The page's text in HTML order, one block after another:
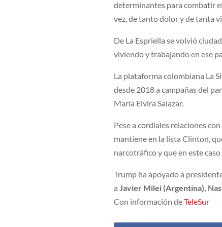
determinantes para combatir
vez, de tanto dolor y de tanta
De La Espriella se volvió
viviendo y trabajando en ese
La plataforma colombiana La
desde 2018 a campañas del
María Elvira Salazar.
Pese a cordiales relaciones
mantiene en la lista Clinton,
narcotráfico y que en este
Trump ha apoyado a
aJavier Milei (Argentina),
Con información deTeleSur